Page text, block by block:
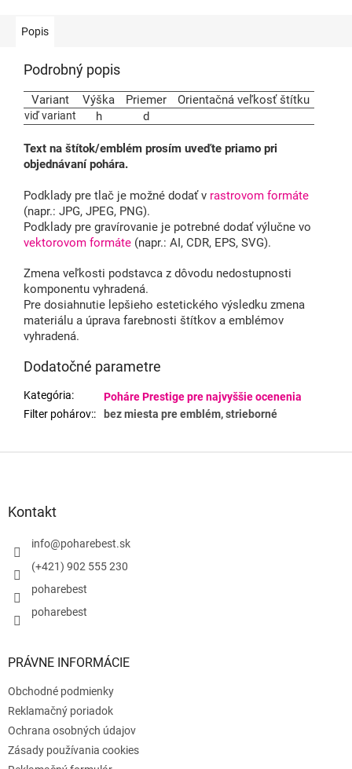
Popis
Podrobný popis
Variant Výška Priemer Orientačná veľkosť štítku
viď variant h d
Text na štítok/emblém prosím uveďte priamo pri
objednávaní pohára.
Podklady pre tlač je možné dodať v rastrovom formáte
(napr.: JPG, JPEG, PNG).
Podklady pre gravírovanie je potrebné dodať výlučne vo
vektorovom formáte (napr.: AI, CDR, EPS, SVG).
Zmena veľkosti podstavca z dôvodu nedostupnosti
komponentu vyhradená.
Pre dosiahnutie lepšieho estetického výsledku zmena
materiálu a úprava farebnosti štítkov a emblémov
vyhradená.
Dodatočné parametre
Kategória:
Poháre Prestige pre najvyššie ocenenia
Filter pohárov:: bez miesta pre emblém, strieborné
Kontakt
info@poharebest.sk
(+421) 902 555 230
poharebest
poharebest
PRÁVNE INFORMÁCIE
Obchodné podmienky
Reklamačný poriadok
Ochrana osobných údajov
Zásady používania cookies